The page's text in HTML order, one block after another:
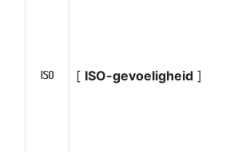
9 [ ISO-gevoeligheid ]